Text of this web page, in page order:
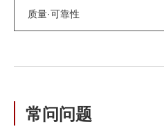
质量·可靠性
常问问题